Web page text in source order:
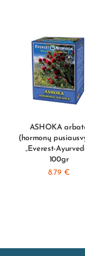
ASHOKA
(hormonų
„Everest-
100gr
8.79 €